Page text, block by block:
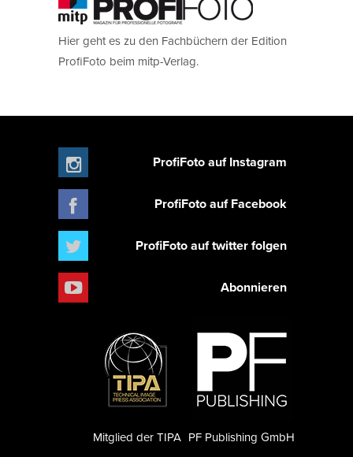
Hier geht es zu den Fachbüchern der Edition
ProfiFoto beim mitp-Verlag.
ProfiFoto auf Instagram
ProfiFoto auf Facebook
ProfiFoto auf twitter folgen
Abonnieren
PF Publishing GmbH
Mitglied der TIPA